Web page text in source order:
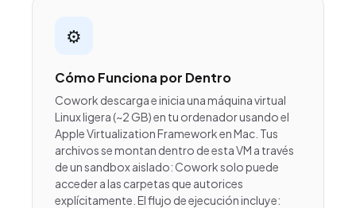
⚙️
Cómo Funciona por Dentro
Cowork descarga e inicia una máquina virtual
Linux ligera (~2 GB) en tu ordenador usando el
Apple Virtualization Framework en Mac. Tus
archivos se montan dentro de esta VM a través
de un sandbox aislado: Cowork solo puede
acceder a las carpetas que autorices
explícitamente. El flujo de ejecución incluye: